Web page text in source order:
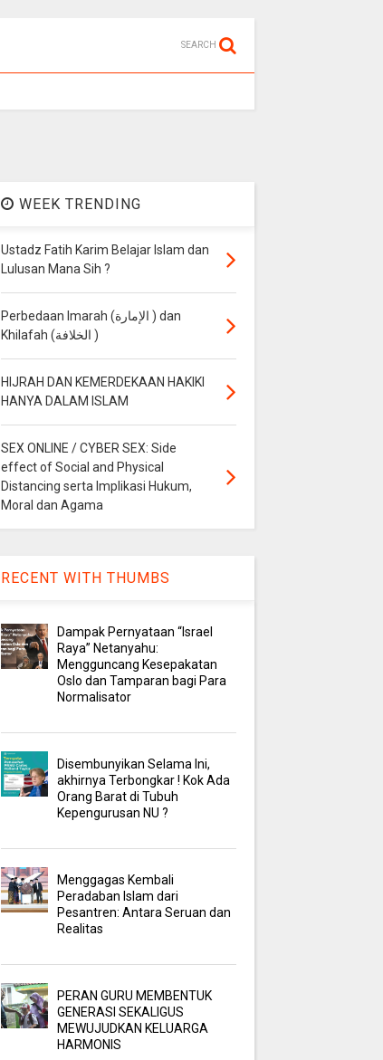
SEARCH
WEEK TRENDING
Ustadz Fatih Karim Belajar Islam dan
Lulusan Mana Sih ?
Perbedaan Imarah (الإمارة ) dan
Khilafah (الخلافة )
HIJRAH DAN KEMERDEKAAN HAKIKI
HANYA DALAM ISLAM
SEX ONLINE / CYBER SEX: Side
effect of Social and Physical
Distancing serta Implikasi Hukum,
Moral dan Agama
RECENT WITH THUMBS
Dampak Pernyataan “Israel
Raya” Netanyahu:
Mengguncang Kesepakatan
Oslo dan Tamparan bagi Para
Normalisator
Disembunyikan Selama Ini,
akhirnya Terbongkar ! Kok Ada
Orang Barat di Tubuh
Kepengurusan NU ?
Menggagas Kembali
Peradaban Islam dari
Pesantren: Antara Seruan dan
Realitas
PERAN GURU MEMBENTUK
GENERASI SEKALIGUS
MEWUJUDKAN KELUARGA
HARMONIS